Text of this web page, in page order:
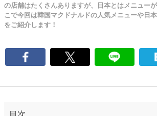
の店舗はたくさんありますが、日本とはメニュー
こで今回は韓国マクドナルドの人気メニューや日
をご紹介します！
目次